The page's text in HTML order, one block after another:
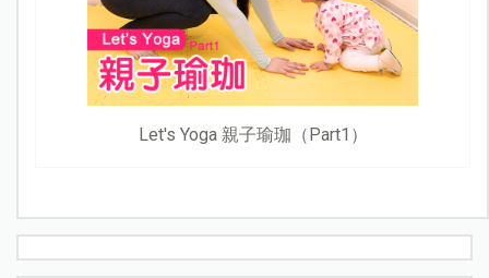
Let's Yoga 親子瑜珈（Part1）